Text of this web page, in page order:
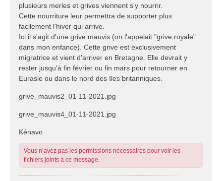
plusieurs merles et grives viennent s'y nourrir.
Cette nourriture leur permettra de supporter plus
facilement l'hiver qui arrive.
Ici il s'agit d'une grive mauvis (on l'appelait "grive royale"
dans mon enfance). Cette grive est exclusivement
migratrice et vient d'arriver en Bretagne. Elle devrait y
rester jusqu'à fin février ou fin mars pour retourner en
Eurasie ou dans le nord des Iles britanniques.
grive_mauvis2_01-11-2021.jpg
grive_mauvis4_01-11-2021.jpg
Kénavo
Vous n’avez pas les permissions nécessaires pour voir les
fichiers joints à ce message.